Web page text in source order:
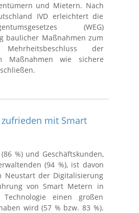
und Mietern. Nach
IVD erleichtert die
(WEG)
baulicher Maßnahmen zum
der
Maßnahmen wie sichere
mit Smart
%) und Geschäftskunden,
(94 %), ist davon
Neustart der Digitalisierung
von Smart Metern in
einen großen
wird (57 % bzw. 83 %).